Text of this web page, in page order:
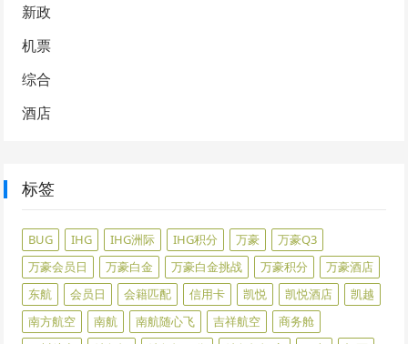
新政
机票
综合
酒店
标签
BUG IHG IHG洲际 IHG积分 万豪
万豪Q3
万豪会员日
万豪白金 万豪白金挑战 万豪积分
万豪酒店
东航
会员日 会籍匹配 信用卡 凯悦 凯悦酒店
凯越
南方航空
南航 南航随心飞 吉祥航空
商务舱